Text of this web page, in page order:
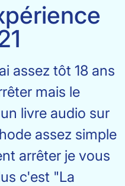
assez tôt 18 ans
mais le
livre audio sur
assez simple
arrêter je vous
c'est "La